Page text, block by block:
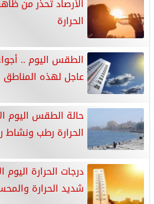
الأرصاد تحذر من
الحرارة
الطقس اليوم ..
عاجل لهذه المناطق
الحرارة رطب ونشاط
شديد الحرارة والمحسوسة